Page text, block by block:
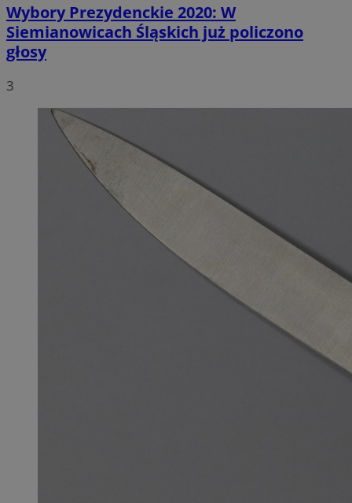
Wybory Prezydenckie 2020: W
Siemianowicach Śląskich już policzono
głosy
3